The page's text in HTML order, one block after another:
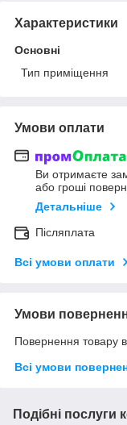
Характеристики
Основні
Тип приміщення
Умови оплати
Ви отримаєте
або гроші
Детальніше
Післяплата
Всі умови оплати
Умови
Повернення товару
Всі умови
Подібні послуги